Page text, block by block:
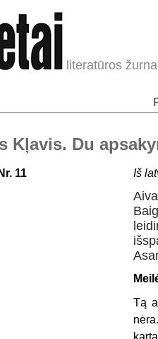
literatūros
Kļavis. Du
11 Iš
Tą